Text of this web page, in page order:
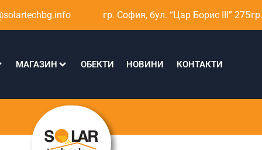
гр. София, бул. “Цар Борис III” 275
МАГАЗИН ОБЕКТИ НОВИНИ КОНТАКТИ